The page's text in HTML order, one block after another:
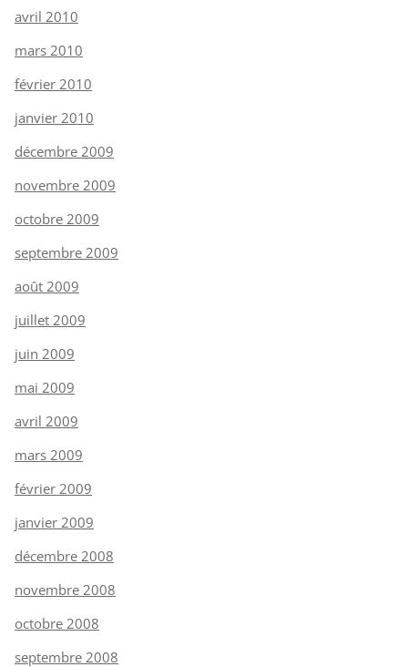
avril 2010
mars 2010
février 2010
janvier 2010
décembre 2009
novembre 2009
octobre 2009
septembre 2009
août 2009
juillet 2009
juin 2009
mai 2009
avril 2009
mars 2009
février 2009
janvier 2009
décembre 2008
novembre 2008
octobre 2008
septembre 2008